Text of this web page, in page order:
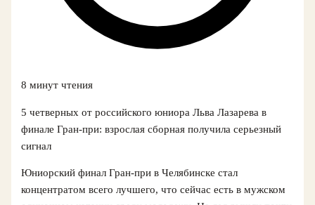
8 минут чтения
5 четверных от российского юниора Льва Лазарева в
финале Гран-при: взрослая сборная получила серьезный
сигнал
Юниорский финал Гран-при в Челябинске стал
концентратом всего лучшего, что сейчас есть в мужском